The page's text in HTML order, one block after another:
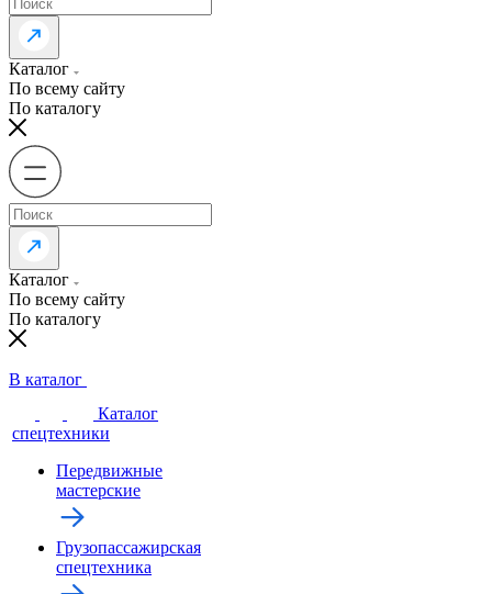
Каталог
По всему сайту
По каталогу
Каталог
По всему сайту
По каталогу
В каталог
Каталог
спецтехники
Передвижные
мастерские
Грузопассажирская
спецтехника